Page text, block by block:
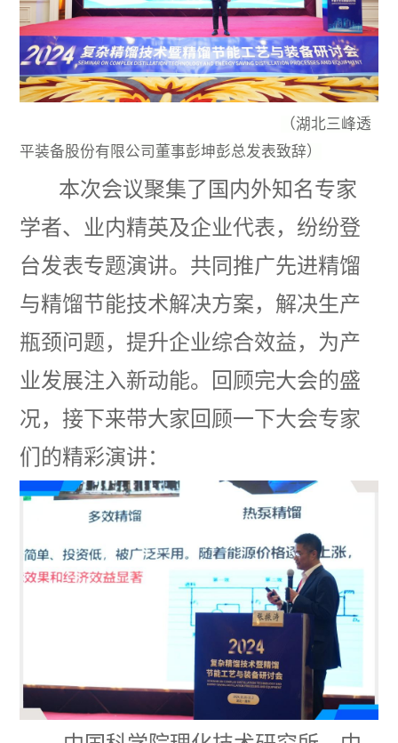
（湖北三峰透
平装备股份有限公司董事彭坤彭总发表致辞）
本次会议聚集了国内外知名专家
学者、业内精英及企业代表，纷纷登
台发表专题演讲。共同推广先进精馏
与精馏节能技术解决方案，解决生产
瓶颈问题，提升企业综合效益，为产
业发展注入新动能。回顾完大会的盛
况，接下来带大家回顾一下大会专家
们的精彩演讲：